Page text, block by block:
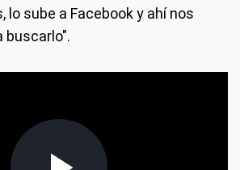
lo sube a Facebook y ahí nos
buscarlo".